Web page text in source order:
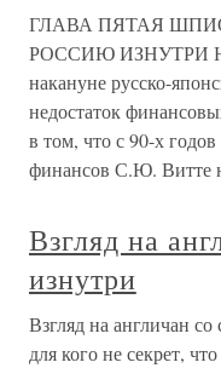
ГЛАВА ПЯТАЯ
РОССИЮ ИЗНУТРИ На
накануне русско-
недостаток
в том, что с 90-х
финансов С.Ю. Витте
Взгляд на
изнутри
Взгляд на англичан
для кого не секрет,